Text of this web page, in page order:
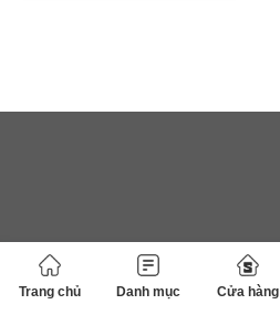
Trang chủ Danh mục Cửa hàng